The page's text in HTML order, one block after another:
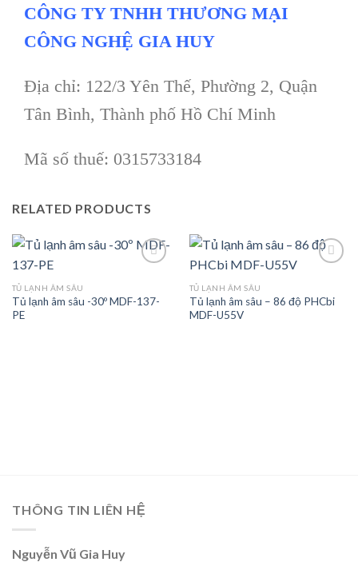
CÔNG TY TNHH THƯƠNG MẠI
CÔNG NGHỆ GIA HUY
Địa chỉ: 122/3 Yên Thế, Phường 2, Quận
Tân Bình, Thành phố Hồ Chí Minh
Mã số thuế: 0315733184
RELATED PRODUCTS
Add to
TỦ LẠNH ÂM SÂU
Tủ lạnh âm sâu -30º MDF-137-
PE
Add to
TỦ LẠNH ÂM SÂU
Tủ lạnh âm sâu – 86 độ PHCbi
MDF-U55V
THÔNG TIN LIÊN HỆ
Nguyễn Vũ Gia Huy